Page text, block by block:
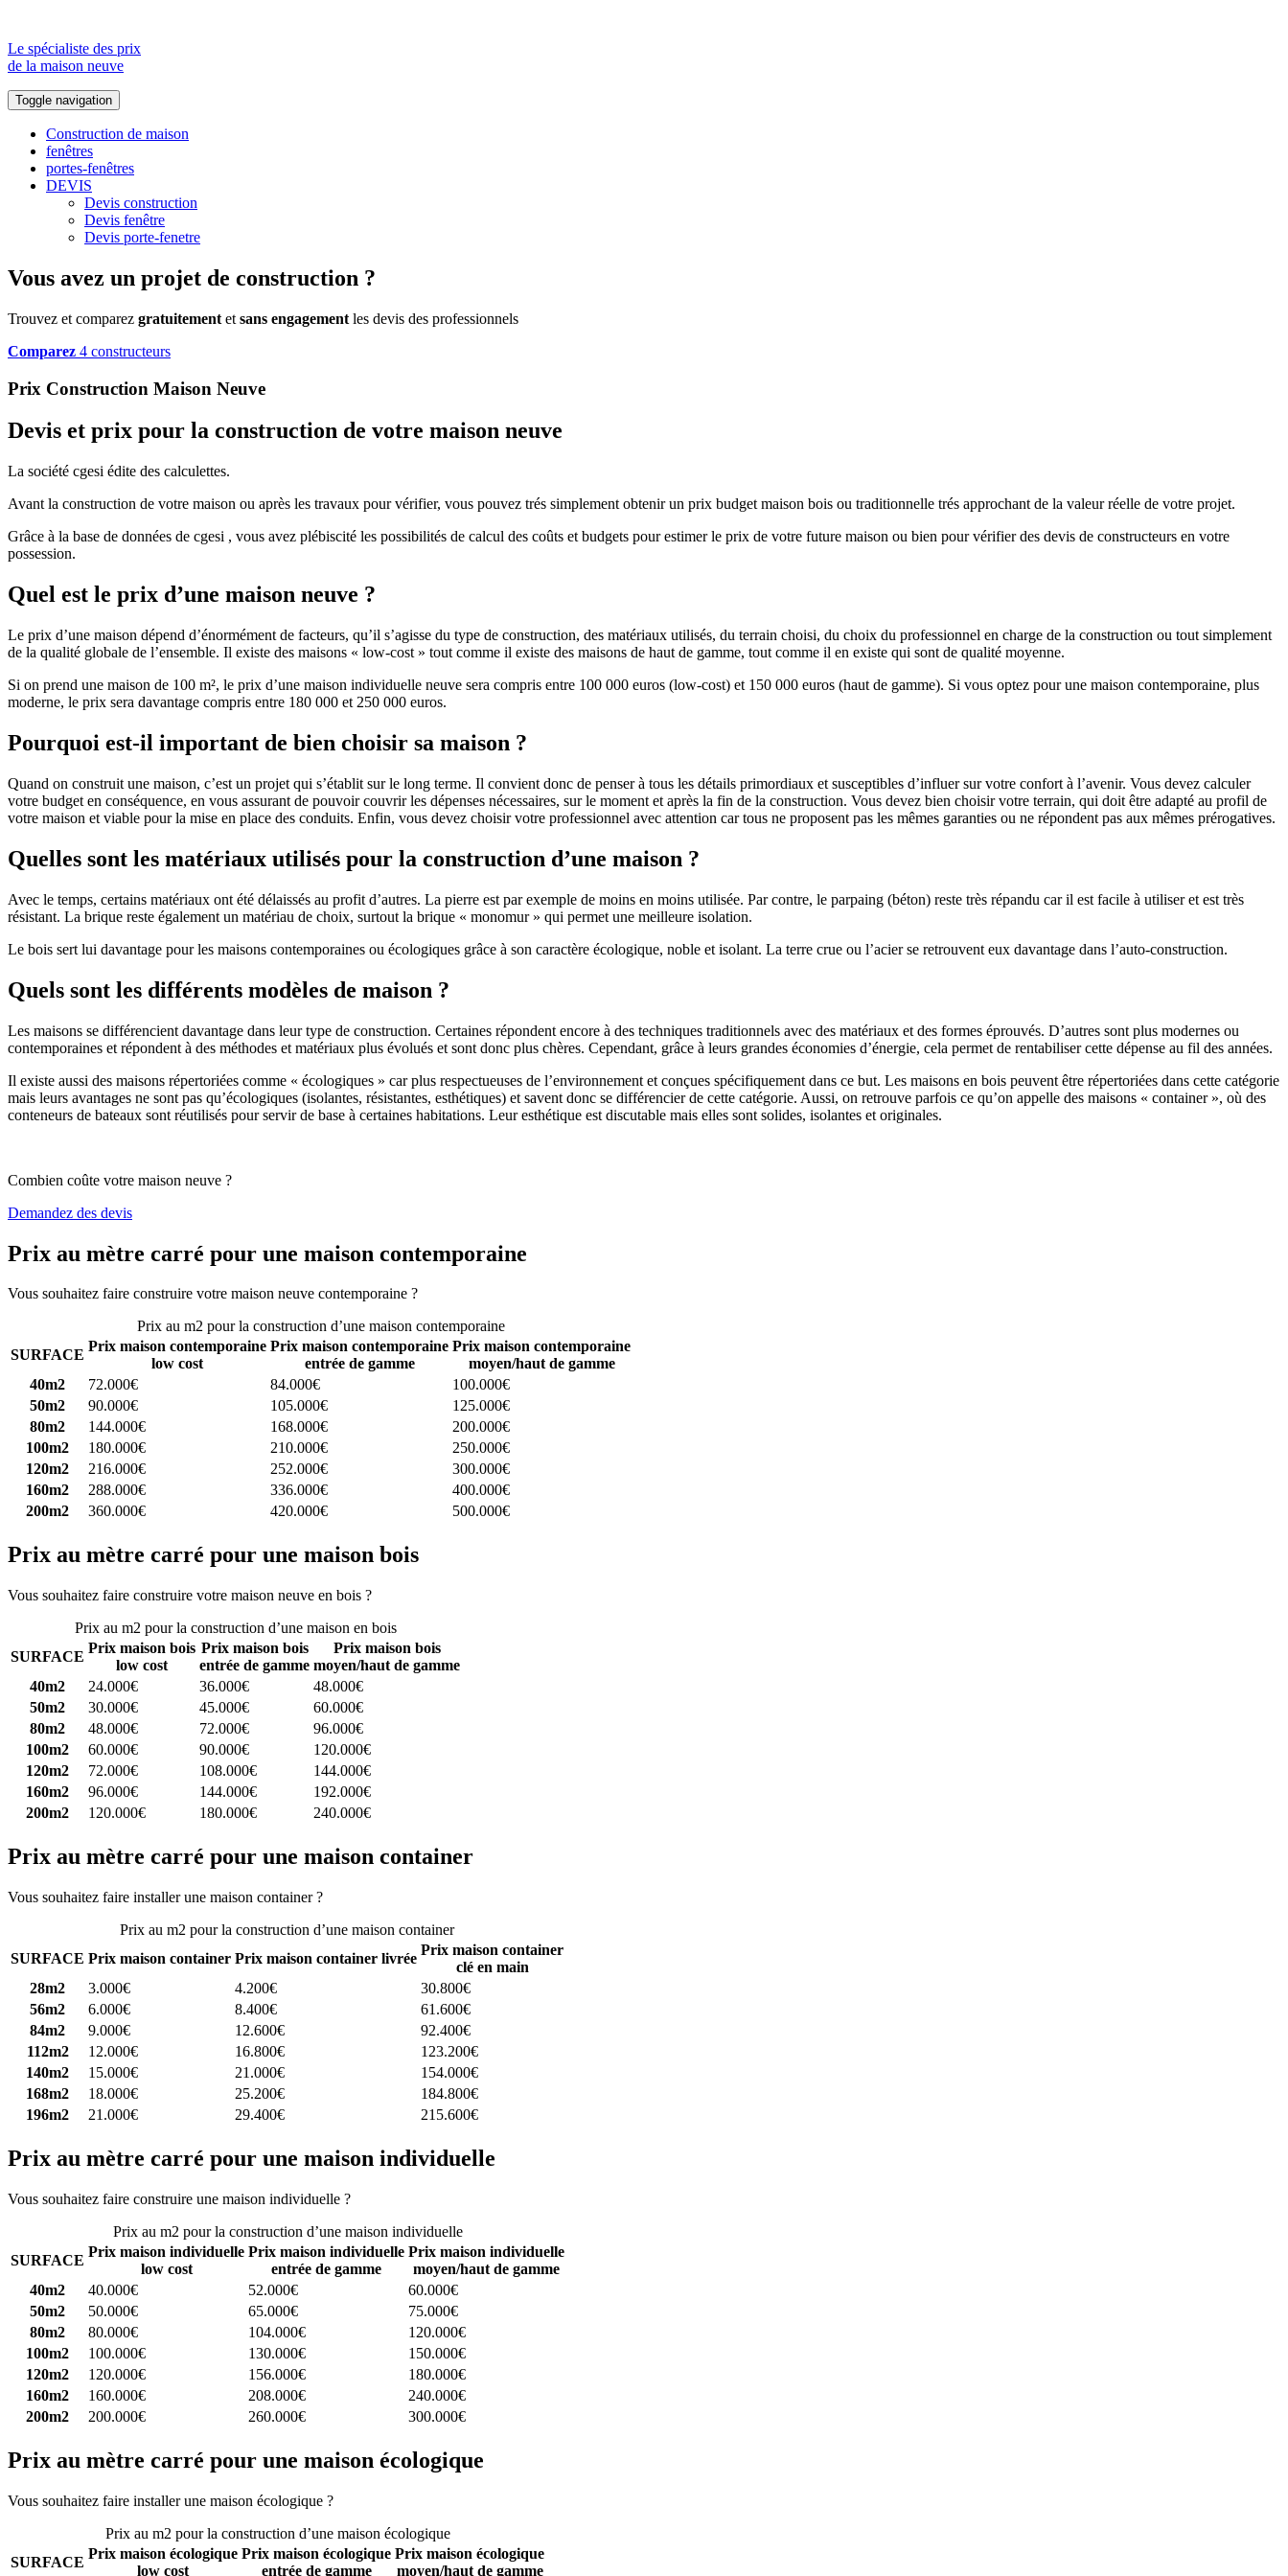
Le spécialiste des prix
de la maison neuve
Toggle navigation
Construction de maison
fenêtres
portes-fenêtres
DEVIS
Devis construction
Devis fenêtre
Devis porte-fenetre
Vous avez un projet de construction ?
Trouvez et comparez gratuitement et sans engagement les devis des professionnels
Comparez 4 constructeurs
Prix Construction Maison Neuve
Devis et prix pour la construction de votre maison neuve
La société cgesi édite des calculettes.
Avant la construction de votre maison ou après les travaux pour vérifier, vous pouvez trés simplement obtenir un prix budget maison bois ou traditionnelle trés approchant de la valeur réelle de votre projet.
Grâce à la base de données de cgesi , vous avez plébiscité les possibilités de calcul des coûts et budgets pour estimer le prix de votre future maison ou bien pour vérifier des devis de constructeurs en votre
possession.
Quel est le prix d’une maison neuve ?
Le prix d’une maison dépend d’énormément de facteurs, qu’il s’agisse du type de construction, des matériaux utilisés, du terrain choisi, du choix du professionnel en charge de la construction ou tout simplement
de la qualité globale de l’ensemble. Il existe des maisons « low-cost » tout comme il existe des maisons de haut de gamme, tout comme il en existe qui sont de qualité moyenne.
Si on prend une maison de 100 m², le prix d’une maison individuelle neuve sera compris entre 100 000 euros (low-cost) et 150 000 euros (haut de gamme). Si vous optez pour une maison contemporaine, plus
moderne, le prix sera davantage compris entre 180 000 et 250 000 euros.
Pourquoi est-il important de bien choisir sa maison ?
Quand on construit une maison, c’est un projet qui s’établit sur le long terme. Il convient donc de penser à tous les détails primordiaux et susceptibles d’influer sur votre confort à l’avenir. Vous devez calculer
votre budget en conséquence, en vous assurant de pouvoir couvrir les dépenses nécessaires, sur le moment et après la fin de la construction. Vous devez bien choisir votre terrain, qui doit être adapté au profil de
votre maison et viable pour la mise en place des conduits. Enfin, vous devez choisir votre professionnel avec attention car tous ne proposent pas les mêmes garanties ou ne répondent pas aux mêmes prérogatives.
Quelles sont les matériaux utilisés pour la construction d’une maison ?
Avec le temps, certains matériaux ont été délaissés au profit d’autres. La pierre est par exemple de moins en moins utilisée. Par contre, le parpaing (béton) reste très répandu car il est facile à utiliser et est très
résistant. La brique reste également un matériau de choix, surtout la brique « monomur » qui permet une meilleure isolation.
Le bois sert lui davantage pour les maisons contemporaines ou écologiques grâce à son caractère écologique, noble et isolant. La terre crue ou l’acier se retrouvent eux davantage dans l’auto-construction.
Quels sont les différents modèles de maison ?
Les maisons se différencient davantage dans leur type de construction. Certaines répondent encore à des techniques traditionnels avec des matériaux et des formes éprouvés. D’autres sont plus modernes ou
contemporaines et répondent à des méthodes et matériaux plus évolués et sont donc plus chères. Cependant, grâce à leurs grandes économies d’énergie, cela permet de rentabiliser cette dépense au fil des années.
Il existe aussi des maisons répertoriées comme « écologiques » car plus respectueuses de l’environnement et conçues spécifiquement dans ce but. Les maisons en bois peuvent être répertoriées dans cette catégorie
mais leurs avantages ne sont pas qu’écologiques (isolantes, résistantes, esthétiques) et savent donc se différencier de cette catégorie. Aussi, on retrouve parfois ce qu’on appelle des maisons « container », où des
conteneurs de bateaux sont réutilisés pour servir de base à certaines habitations. Leur esthétique est discutable mais elles sont solides, isolantes et originales.
Combien coûte votre maison neuve ?
Demandez des devis
Prix au mètre carré pour une maison contemporaine
Vous souhaitez faire construire votre maison neuve contemporaine ?
Prix au m2 pour la construction d’une maison contemporaine
SURFACE
Prix maison contemporaine
low cost
Prix maison contemporaine
entrée de gamme
Prix maison contemporaine
moyen/haut de gamme
40m2
72.000€ 84.000€
100.000€
50m2
90.000€ 105.000€
125.000€
80m2
144.000€ 168.000€
200.000€
100m2
180.000€ 210.000€
250.000€
120m2
216.000€ 252.000€
300.000€
160m2
288.000€ 336.000€
400.000€
200m2
360.000€ 420.000€ 500.000€
Prix au mètre carré pour une maison bois
Vous souhaitez faire construire votre maison neuve en bois ?
Prix au m2 pour la construction d’une maison en bois
SURFACE
Prix maison bois
low cost
Prix maison bois
entrée de gamme
Prix maison bois
moyen/haut de gamme
40m2
24.000€ 36.000€
48.000€
50m2
30.000€ 45.000€
60.000€
80m2
48.000€ 72.000€
96.000€
100m2
60.000€ 90.000€
120.000€
120m2
72.000€ 108.000€
144.000€
160m2
96.000€ 144.000€
192.000€
200m2
120.000€ 180.000€ 240.000€
Prix au mètre carré pour une maison container
Vous souhaitez faire installer une maison container ?
Prix au m2 pour la construction d’une maison container
SURFACE Prix maison container Prix maison container livrée
Prix maison container
clé en main
28m2
3.000€ 4.200€
30.800€
56m2
6.000€ 8.400€
61.600€
84m2
9.000€ 12.600€
92.400€
112m2
12.000€ 16.800€
123.200€
140m2
15.000€ 21.000€
154.000€
168m2
18.000€ 25.200€
184.800€
196m2
21.000€ 29.400€ 215.600€
Prix au mètre carré pour une maison individuelle
Vous souhaitez faire construire une maison individuelle ?
Prix au m2 pour la construction d’une maison individuelle
SURFACE
Prix maison individuelle
low cost
Prix maison individuelle
entrée de gamme
Prix maison individuelle
moyen/haut de gamme
40m2
40.000€ 52.000€
60.000€
50m2
50.000€ 65.000€
75.000€
80m2
80.000€ 104.000€
120.000€
100m2
100.000€ 130.000€
150.000€
120m2
120.000€ 156.000€
180.000€
160m2
160.000€ 208.000€
240.000€
200m2
200.000€ 260.000€ 300.000€
Prix au mètre carré pour une maison écologique
Vous souhaitez faire installer une maison écologique ?
Prix au m2 pour la construction d’une maison écologique
SURFACE
Prix maison écologique
low cost
Prix maison écologique
entrée de gamme
Prix maison écologique
moyen/haut de gamme